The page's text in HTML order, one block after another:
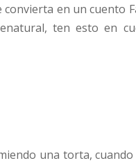
en un cuento
ten esto en
una torta,